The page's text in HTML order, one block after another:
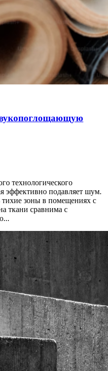
технологического
эффективно подавляет шум.
тихие зоны в помещениях с
ткани сравнима с